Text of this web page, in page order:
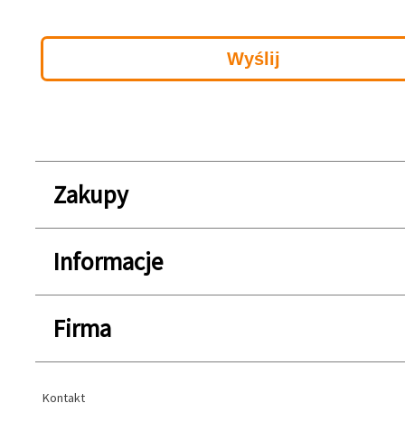
Zakupy
Informacje
Firma
Kontakt
Kontakt